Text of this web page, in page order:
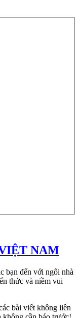
NAM
bạn đến với ngôi nhà
thức và niềm vui
bài viết không liên